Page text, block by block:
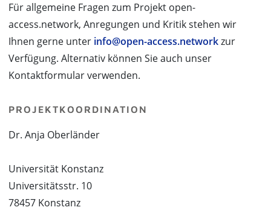
Für allgemeine Fragen zum Projekt open-
access.network, Anregungen und Kritik stehen wir
Ihnen gerne unter info@open-access.networkzur
Verfügung. Alternativ können Sie auch unser
Kontaktformular verwenden.
PROJEKTKOORDINATION
Dr. Anja Oberländer
Universität Konstanz
Universitätsstr. 10
78457 Konstanz